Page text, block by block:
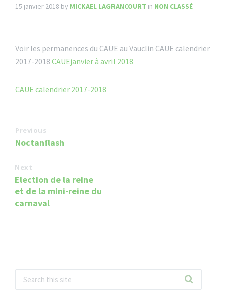
15 janvier 2018 by MICKAEL LAGRANCOURT in NON CLASSÉ
Voir les permanences du CAUE au Vauclin CAUE calendrier
2017-2018 CAUEjanvier à avril 2018
CAUE calendrier 2017-2018
Previous
Noctanflash
Next
Election de la reine
et de la mini-reine du
carnaval